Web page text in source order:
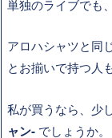
単独のライブでも
アロハシャツと同
とお揃いで持つ人
私が買うなら、少
ャン- でしょうか。